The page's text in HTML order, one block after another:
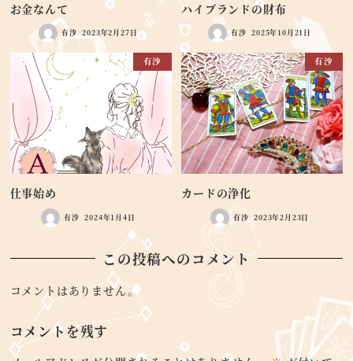
お金なんて
有沙 2023年2月27日
ハイブランドの財布
有沙 2025年10月21日
有沙
仕事始め
有沙 2024年1月4日
有沙
カードの浄化
有沙 2023年2月23日
この投稿へのコメント
コメントはありません。
コメントを残す